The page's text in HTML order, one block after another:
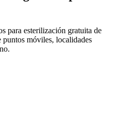
para esterilización gratuita de
móviles, localidades